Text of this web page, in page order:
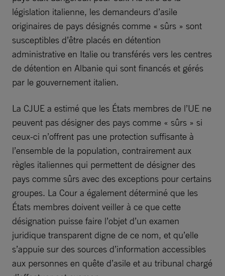
législation italienne, les demandeurs d’asile
originaires de pays désignés comme « sûrs » sont
susceptibles d’être placés en détention
administrative en Italie ou transférés vers les centres
de détention en Albanie qui sont financés et gérés
par le gouvernement italien.
La CJUE a estimé que les États membres de l’UE ne
peuvent pas désigner des pays comme « sûrs » si
ceux-ci n’offrent pas une protection suffisante à
l’ensemble de la population, contrairement aux
règles italiennes qui permettent de désigner des
pays comme sûrs avec des exceptions pour certains
groupes. La Cour a également déterminé que les
États membres doivent veiller à ce que cette
désignation puisse faire l’objet d’un examen
juridique transparent digne de ce nom, et qu’elle
s’appuie sur des sources d’information accessibles
aux personnes en quête d’asile et au tribunal chargé